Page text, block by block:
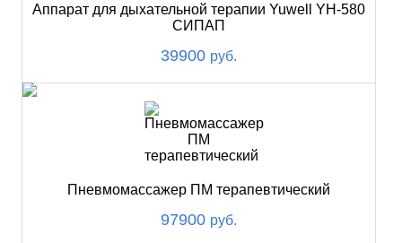
Аппарат для дыхательной терапии Yuwell YH-580
СИПАП
39900 руб.
Пневмомассажер ПМ терапевтический
97900 руб.